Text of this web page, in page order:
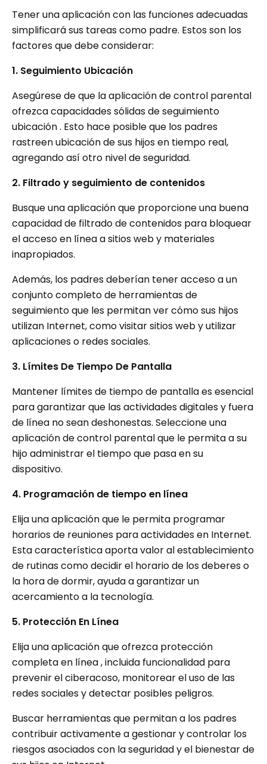
Tener una aplicación con las funciones adecuadas
simplificará sus tareas como padre. Estos son los
factores que debe considerar:
1. Seguimiento Ubicación
Asegúrese de que la aplicación de control parental
ofrezca capacidades sólidas de seguimiento
ubicación . Esto hace posible que los padres
rastreen ubicación de sus hijos en tiempo real,
agregando así otro nivel de seguridad.
2. Filtrado y seguimiento de contenidos
Busque una aplicación que proporcione una buena
capacidad de filtrado de contenidos para bloquear
el acceso en línea a sitios web y materiales
inapropiados.
Además, los padres deberían tener acceso a un
conjunto completo de herramientas de
seguimiento que les permitan ver cómo sus hijos
utilizan Internet, como visitar sitios web y utilizar
aplicaciones o redes sociales.
3. Límites De Tiempo De Pantalla
Mantener límites de tiempo de pantalla es esencial
para garantizar que las actividades digitales y fuera
de línea no sean deshonestas. Seleccione una
aplicación de control parental que le permita a su
hijo administrar el tiempo que pasa en su
dispositivo.
4. Programación de tiempo en línea
Elija una aplicación que le permita programar
horarios de reuniones para actividades en Internet.
Esta característica aporta valor al establecimiento
de rutinas como decidir el horario de los deberes o
la hora de dormir, ayuda a garantizar un
acercamiento a la tecnología.
5. Protección En Línea
Elija una aplicación que ofrezca protección
completa en línea , incluida funcionalidad para
prevenir el ciberacoso, monitorear el uso de las
redes sociales y detectar posibles peligros.
Buscar herramientas que permitan a los padres
contribuir activamente a gestionar y controlar los
riesgos asociados con la seguridad y el bienestar de